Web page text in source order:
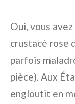
Oui, vous
crustacé rose
parfois
pièce). Aux
engloutit en